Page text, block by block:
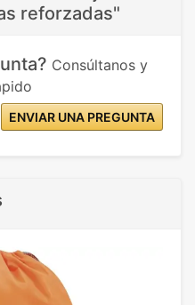
reforzadas"
Consúltanos y
ENVIAR UNA PREGUNTA